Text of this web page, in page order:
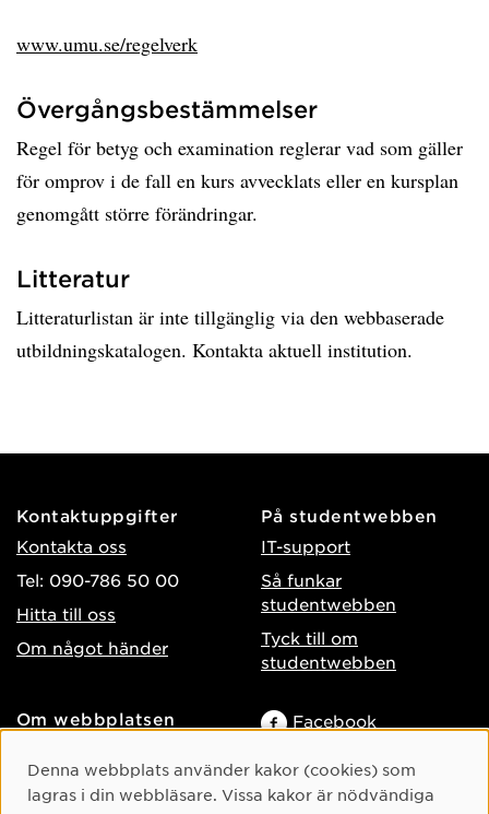
www.umu.se/regelverk
Övergångsbestämmelser
Regel för betyg och examination reglerar vad som gäller
för omprov i de fall en kurs avvecklats eller en kursplan
genomgått större förändringar.
Litteratur
Litteraturlistan är inte tillgänglig via den webbaserade
utbildningskatalogen. Kontakta aktuell institution.
Kontaktuppgifter
Kontakta oss
Tel: 090-786 50 00
Hitta till oss
Om något händer
På studentwebben
IT-support
Så funkar
studentwebben
Tyck till om
studentwebben
Om webbplatsen
Behandling av
personuppgifter
Facebook
TikTok
Cookie-samtycke
Denna webbplats använder kakor (cookies) som
lagras i din webbläsare. Vissa kakor är nödvändiga